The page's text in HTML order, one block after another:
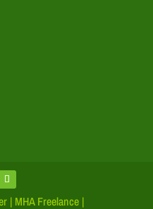
| MHA Freelance |